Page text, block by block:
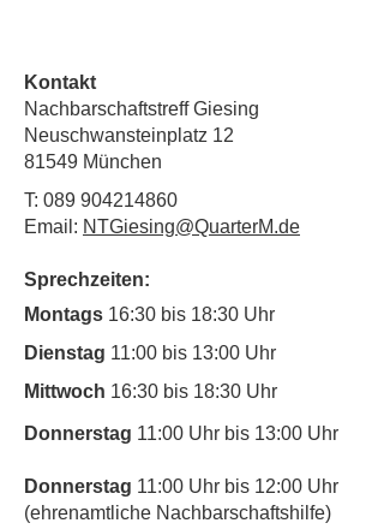
Kontakt
Nachbarschaftstreff Giesing
Neuschwansteinplatz 12
81549 München
T: 089 904214860
Email: NTGiesing@QuarterM.de
Sprechzeiten:
Montags 16:30 bis 18:30 Uhr
Dienstag 11:00 bis 13:00 Uhr
Mittwoch 16:30 bis 18:30 Uhr
Donnerstag 11:00 Uhr bis 13:00 Uhr
Donnerstag 11:00 Uhr bis 12:00 Uhr
(ehrenamtliche Nachbarschaftshilfe)